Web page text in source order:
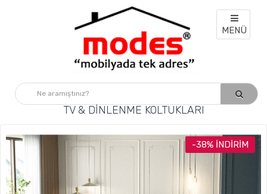
MENÜ
TV & DINLENME KOLTUKLARI
-38% İNDIRIM